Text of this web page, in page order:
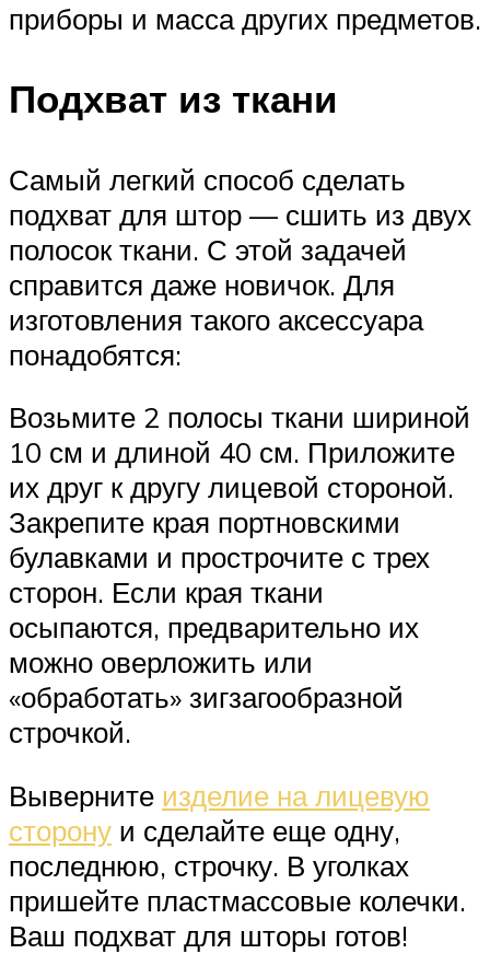
приборы и масса других предметов.
Подхват из ткани
Самый легкий способ сделать
подхват для штор — сшить из двух
полосок ткани. С этой задачей
справится даже новичок. Для
изготовления такого аксессуара
понадобятся:
Возьмите 2 полосы ткани шириной
10 см и длиной 40 см. Приложите
их друг к другу лицевой стороной.
Закрепите края портновскими
булавками и прострочите с трех
сторон. Если края ткани
осыпаются, предварительно их
можно оверложить или
«обработать» зигзагообразной
строчкой.
Выверните изделие на лицевую
сторону и сделайте еще одну,
последнюю, строчку. В уголках
пришейте пластмассовые колечки.
Ваш подхват для шторы готов!